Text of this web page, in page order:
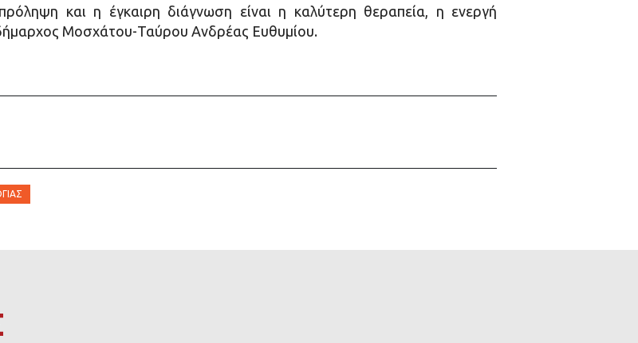
και η έγκαιρη διάγνωση είναι η καλύτερη θεραπεία, η ενεργή
Μοσχάτου-Ταύρου Ανδρέας Ευθυμίου.